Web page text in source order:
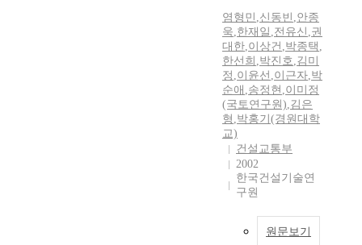
염형민 ,신동빈 ,안종
욱,한재일 ,전유신 ,권
대한,이상건 ,박종택 ,
한선희 ,박진호,김미
정 ,이윤선 ,이근자,박
순애 ,송정현 ,이미정
(국토연구원),김은
형 ,박홍기(경원대학
교)
건설교통부
2002
한국건설기술연
구원
원문보기